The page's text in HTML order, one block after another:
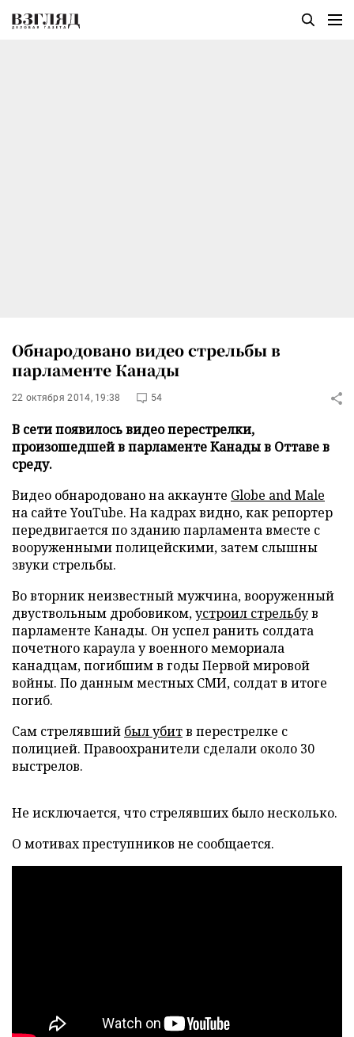
Обнародовано видео стрельбы в
парламенте Канады
22 октября 2014, 19:38 54
В сети появилось видео перестрелки,
произошедшей в парламенте Канады в Оттаве в
среду.
Видео обнародовано на аккаунте Globe and Male
на сайте YouTube. На кадрах видно, как репортер
передвигается по зданию парламента вместе с
вооруженными полицейскими, затем слышны
звуки стрельбы.
Во вторник неизвестный мужчина, вооруженный
двуствольным дробовиком,устроил стрельбув
парламенте Канады. Он успел ранить солдата
почетного караула у военного мемориала
канадцам, погибшим в годы Первой мировой
войны. По данным местных СМИ, солдат в итоге
погиб.
Сам стрелявший был убитв перестрелке с
полицией. Правоохранители сделали около 30
выстрелов.
Не исключается, что стрелявших было несколько.
О мотивах преступников не сообщается.